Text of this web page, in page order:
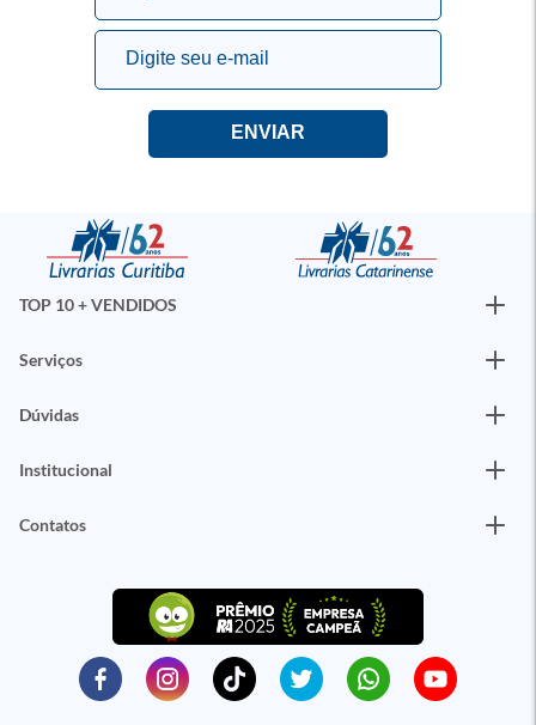
TOP 10 + VENDIDOS
Serviços
Dúvidas
Institucional
Contatos